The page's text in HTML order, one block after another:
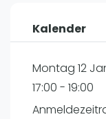
International
Ranking
Männer
Kalender
Montag 12
17:00 - 19:00